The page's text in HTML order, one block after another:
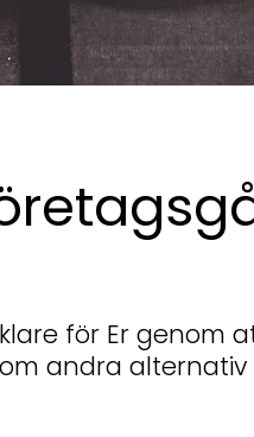
för Er genom
andra alternativ